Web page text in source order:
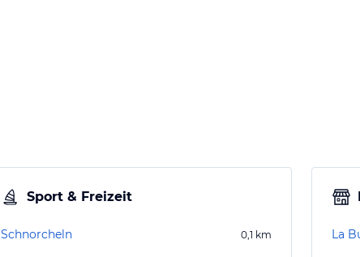
Sport & Freizeit
Schnorcheln 0,1 km La